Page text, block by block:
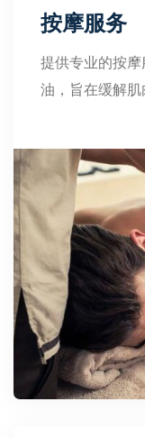
按摩服务
提供专业的按
油，旨在缓解肌